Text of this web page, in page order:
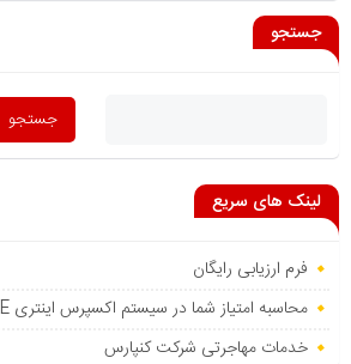
جستجو
لینک های سریع
فرم ارزیابی رایگان
محاسبه امتیاز شما در سیستم اکسپرس اینتری EE
خدمات مهاجرتی شرکت کنپارس